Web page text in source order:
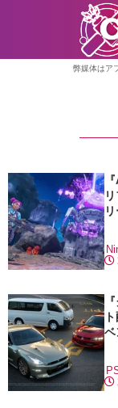
弊媒体はア
ベ